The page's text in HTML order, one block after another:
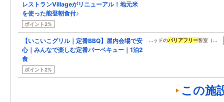
レストランVillageがリニューアル！地元米
を使った能登朝食付♪
ポイント2%
【いこいこグリル｜定番BBQ】屋内会場で安
心｜みんなで楽しむ定番バーベキュー｜1泊2
食
ポイント2%
…ッドのバリアフリー客室（…
この施